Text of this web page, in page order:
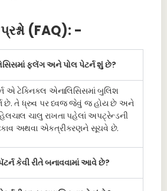
(FAQ): -
ફ્લૅગ અને પોલ પેટર્ન શું છે?
એ ટેક્નિકલ એનાલિસિસમાં બુલિશ
છે. તે ધ્રુવ પર ધ્વજ જેવું જ હોય છે અને
ચાલુ રાખતા પહેલાં અપટ્રેન્ડની
અથવા એકત્રીકરણને સૂચવે છે.
કેવી રીતે બનાવવામાં આવે છે?